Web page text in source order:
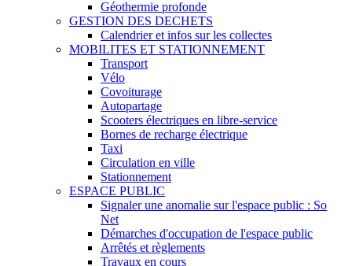
Géothermie profonde
GESTION DES DECHETS
Calendrier et infos sur les collectes
MOBILITES ET STATIONNEMENT
Transport
Vélo
Covoiturage
Autopartage
Scooters électriques en libre-service
Bornes de recharge électrique
Taxi
Circulation en ville
Stationnement
ESPACE PUBLIC
Signaler une anomalie sur l'espace public : So
Net
Démarches d'occupation de l'espace public
Arrêtés et règlements
Travaux en cours